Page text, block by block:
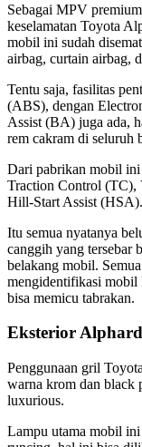
Sebagai MPV
keselamatan Toyota
mobil ini sudah
airbag, curtain airbag,
Tentu saja, fasilitas
(ABS), dengan
Assist (BA) juga ada,
rem cakram di seluruh
Dari pabrikan mobil
Traction Control (TC),
Hill-Start Assist (HSA).
Itu semua nyatanya
canggih yang tersebar
belakang mobil.
mengidentifikasi mobil
bisa memicu tabrakan.
Eksterior Alphard
Penggunaan gril
warna krom dan black
luxurious.
Lampu utama mobil